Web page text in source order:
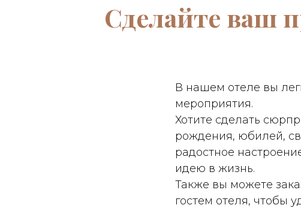
Сделайте ваш
В нашем отеле вы
мероприятия.
Хотите сделать
рождения, юбилей,
радостное
идею в жизнь.
Также вы можете
гостем отеля, чтобы